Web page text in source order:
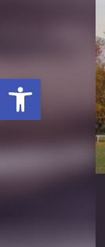
Ouvrir la barre d’outils